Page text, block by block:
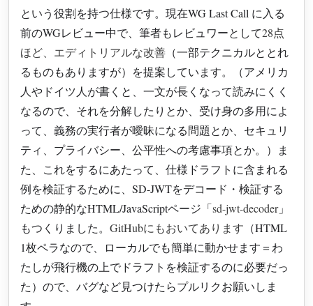
という役割を持つ仕様です。現在WG Last Call に入る
前のWGレビュー中で、筆者もレビュワーとして28点
ほど、エディトリアルな改善 （一部テクニカルととれ
るものもありますが）を提案しています。（アメリカ
人やドイツ人が書くと、一文が長くなって読みにくく
なるので、それを分解したりとか、受け身の多用によ
って、義務の実行者が曖昧になる問題とか、セキュリ
ティ、プライバシー、公平性への考慮事項とか。）ま
た、これをするにあたって、仕様ドラフトに含まれる
例を検証するために、SD-JWTをデコード・検証する
ための静的なHTML/JavaScriptページ「sd-jwt-decoder」
もつくりました。 GitHubにもおいてあります （HTML
1枚ペラなので、ローカルでも簡単に動かせます＝わ
たしが飛行機の上でドラフトを検証するのに必要だっ
た）ので、バグなど見つけたらプルリクお願いしま